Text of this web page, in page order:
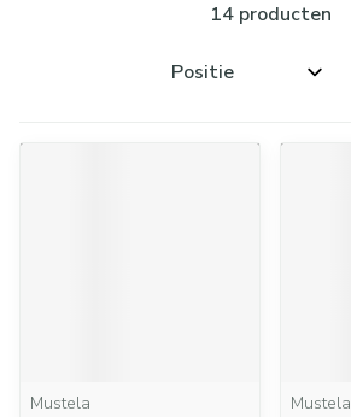
14producten
Sorteer op:
Mustela
Mustela